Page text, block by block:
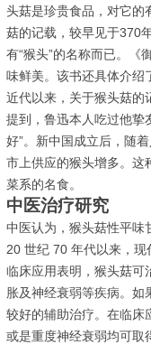
头菇是珍贵食品，对它的
菇的记载，较早见于370
有“猴头”的名称而已。《
味鲜美。该书还具体介绍
近代以来，关于猴头菇的
提到，鲁迅本人吃过他挚
好”。新中国成立后，随
市上供应的猴头增多。这
菜系的名食。
中医治疗研究
中医认为，猴头菇性平味
20 世纪 70 年代以来，现
临床应用表明，猴头菇可
胀及神经衰弱等疾病。如
较好的辅助治疗。在临床
或是重度神经衰弱均可取